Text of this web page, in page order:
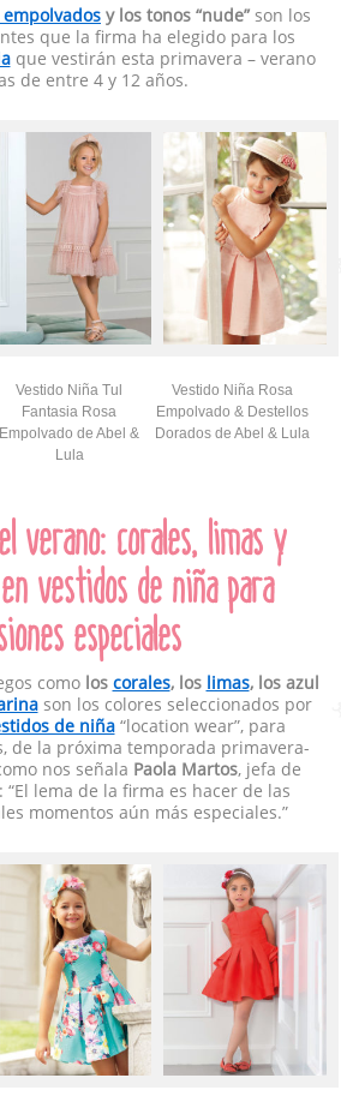
empolvados y los tonos “nude” son los
que la firma ha elegido para los
que vestirán esta primavera – verano
de entre 4 y 12 años.
Vestido Niña Tul
Fantasia Rosa
Empolvado de Abel &
Lula
Vestido Niña Rosa
Empolvado & Destellos
Dorados de Abel & Lula
verano: corales, limas y
vestidos de niña para
especiales
como los corales, los limas, los azul
son los colores seleccionados por
de niña“location wear”, para
de la próxima temporada primavera-
nos señala Paola Martos, jefa de
lema de la firma es hacer de las
momentos aún más especiales.”